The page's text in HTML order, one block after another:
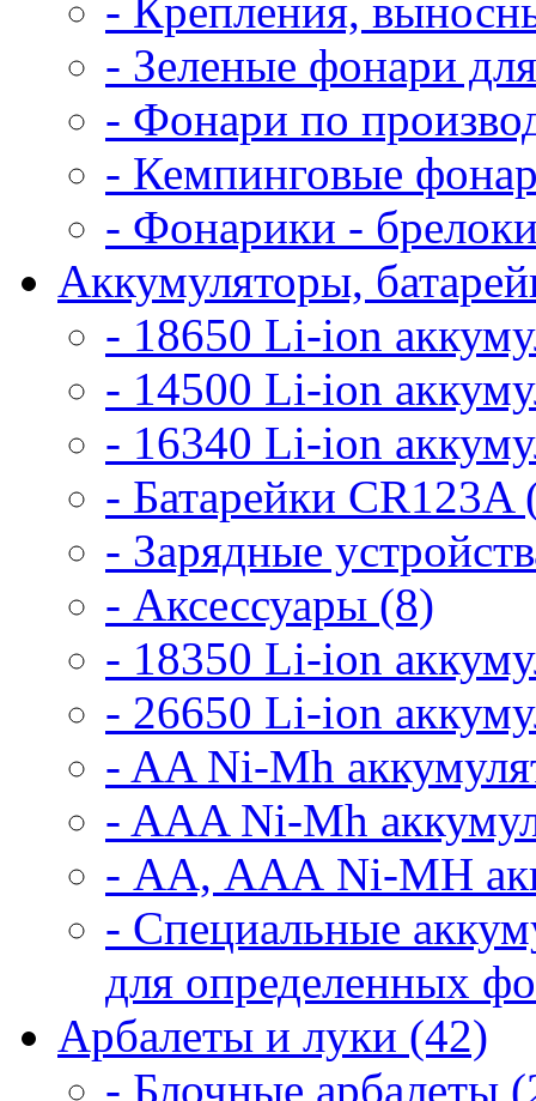
- Крепления,
- Зеленые фонари
- Фонари по
- Кемпинговые
- Фонарики -
Аккумуляторы,
- 18650 Li-ion
- 14500 Li-ion
- 16340 Li-ion
- Батарейки CR123A
- Зарядные
- Аксессуары (8)
- 18350 Li-ion
- 26650 Li-ion
- AA Ni-Mh
- AAA Ni-Mh
- АА, ААА Ni-MH
- Специальные
для определенных
Арбалеты и луки (42)
- Блочные арбалеты